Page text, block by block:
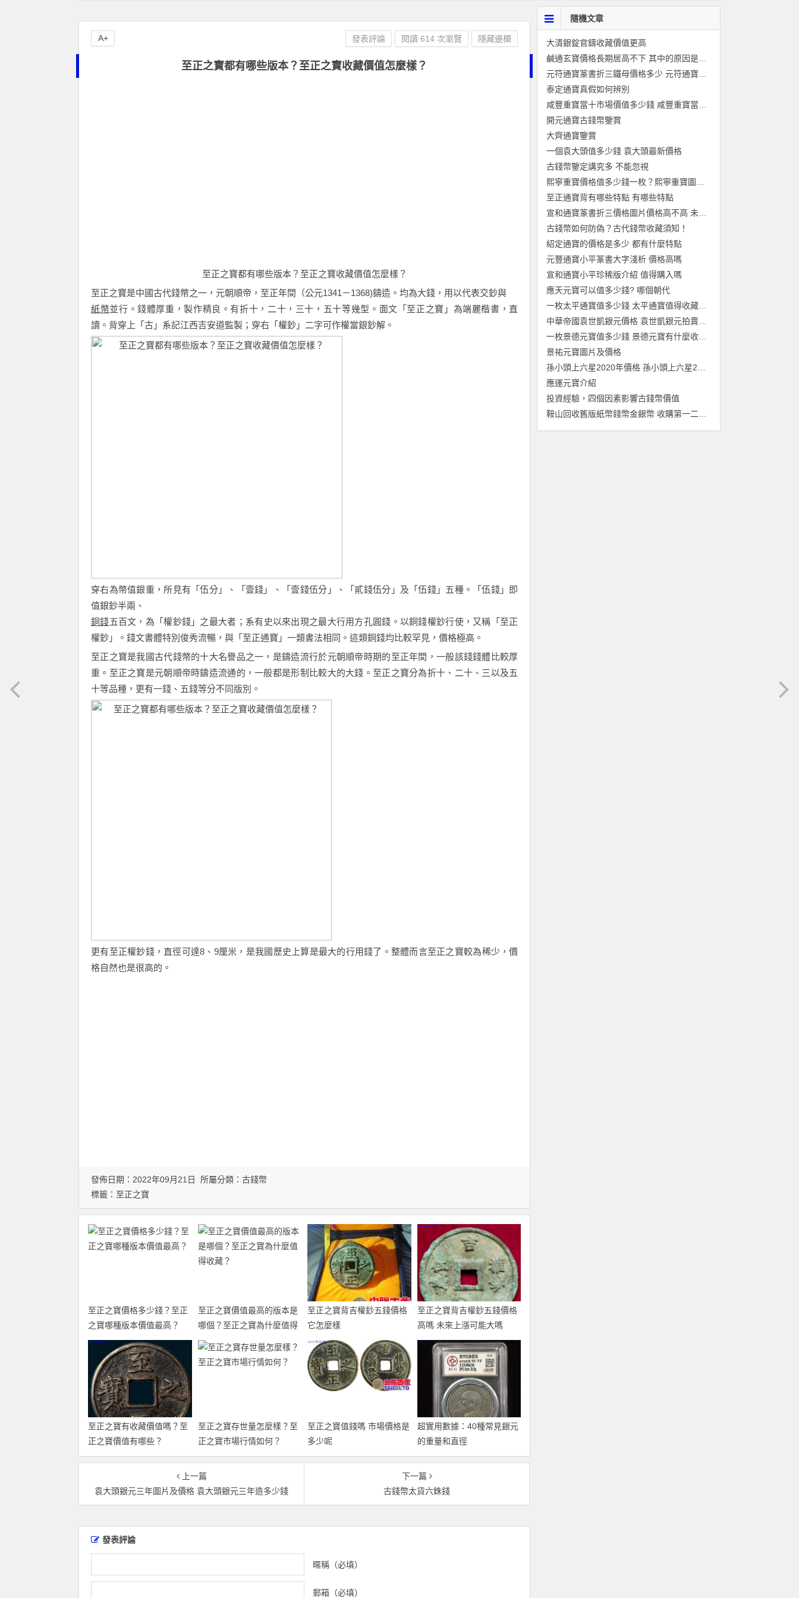
至正之寶都有哪些版本？至正之寶收藏價值怎麼樣？
至正之寶都有哪些版本？至正之寶收藏價值怎麼樣？
至正之寶是中國古代錢幣之一，元朝順帝，至正年間（公元1341－1368)鑄造。均為大錢，用以代表交鈔與
紙幣並行。錢體厚重，製作精良。有折十，二十，三十，五十等幾型。面文「至正之寶」為端麗楷書，直
讀。背穿上「古」系記江西吉安道監製；穿右「權鈔」二字可作權當銀鈔解。
穿右為幣值銀重，所見有「伍分」、「壹錢」、「壹錢伍分」、「貳錢伍分」及「伍錢」五種。「伍錢」即
值銀鈔半兩、
銅錢五百文，為「權鈔錢」之最大者；系有史以來出現之最大行用方孔圓錢。以銅錢權鈔行使，又稱「至正
權鈔」。錢文書體特別俊秀流暢，與「至正通寶」一類書法相同。這類銅錢均比較罕見，價格極高。
至正之寶是我國古代錢幣的十大名譽品之一，是鑄造流行於元朝順帝時期的至正年間，一般該錢錢體比較厚
重。至正之寶是元朝順帝時鑄造流通的，一般都是形制比較大的大錢。至正之寶分為折十、二十、三以及五
十等品種，更有一錢、五錢等分不同版別。
更有至正權鈔錢，直徑可達8、9厘米，是我國歷史上算是最大的行用錢了。整體而言至正之寶較為稀少，價
格自然也是很高的。
發表評論 閱讀 614 次瀏覽 隱藏邊欄
A+
發佈日期：2022年09月21日 所屬分類： 古錢幣
標籤： 至正之寶
至正之寶價格多少錢？至正
之寶哪種版本價值最高？
至正之寶價值最高的版本是
哪個？至正之寶為什麼值得
收藏？
至正之寶背吉權鈔五錢價格
它怎麼樣
至正之寶背吉權鈔五錢價格
高嗎 未來上漲可能大嗎
至正之寶有收藏價值嗎？至
正之寶價值有哪些？
至正之寶存世量怎麼樣？至
正之寶市場行情如何？
至正之寶值錢嗎 市場價格是
多少呢
超實用數據：40種常見銀元
的重量和直徑
上一篇
袁大頭銀元三年圖片及價格 袁大頭銀元三年造多少錢
下一篇
古錢幣太貨六銖錢
發表評論
暱稱（必填）
郵箱（必填）
隨機文章
大清銀錠官鑄收藏價值更高
泰定通寶真假如何辨別
開元通寶古錢幣鑒賞
大齊通寶鑒賞
一個袁大頭值多少錢 袁大頭最新價格
古錢幣鑒定講究多 不能忽視
至正通寶背有哪些特點 有哪些特點
古錢幣如何防偽？古代錢幣收藏須知！
紹定通寶的價格是多少 都有什麼特點
元豐通寶小平篆書大字淺析 價格高嗎
宣和通寶小平珍稀版介紹 值得購入嗎
應天元寶可以值多少錢? 哪個朝代
景祐元寶圖片及價格
應運元寶介紹
投資經驗，四個因素影響古錢幣價值